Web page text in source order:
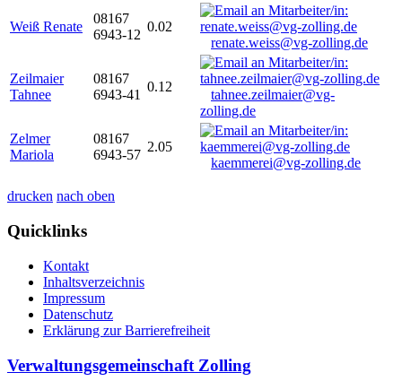
Weiß Renate
08167
6943-12
0.02
renate.weiss@vg-zolling.de
Zeilmaier
Tahnee
08167
6943-41
0.12
tahnee.zeilmaier@vg-
zolling.de
Zelmer
Mariola
08167
6943-57
2.05
kaemmerei@vg-zolling.de
drucken nach oben
Quicklinks
Kontakt
Inhaltsverzeichnis
Impressum
Datenschutz
Erklärung zur Barrierefreiheit
Verwaltungsgemeinschaft Zolling